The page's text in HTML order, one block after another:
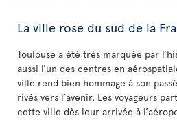
La ville rose du sud de la
Toulouse a été très marquée par
aussi l’un des centres en
ville rend bien hommage à son
rivés vers l’avenir. Les voyageurs
cette ville dès leur arrivée à